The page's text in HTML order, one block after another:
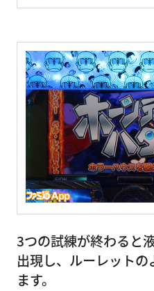
3つの試練が終わると
出現し、ルーレット
ます。